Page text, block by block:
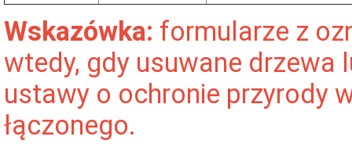
Wskazówka: formularze z
wtedy, gdy usuwane drzewa
ustawy o ochronie przyrody
łączonego.